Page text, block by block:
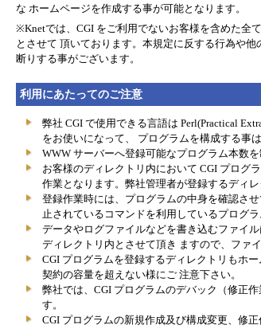
な ホームページを作成する事が可能となります。
※Knetでは、CGI をご利用でないお客様を含めた全
とさせて 頂いております。本規定に反する行為や
断りする事がございます。
利用にあたってのご注意
弊社 CGI で使用できる言語は Perl(Practical
をお使いになって、 プログラムを構成する事は
WWW サーバーへ登録可能なプログラム本数
お客様のディレクトリ内において CGI プログ
作業となります。弊社管理者が登録するディ
登録作業時には、プログラムの中身を確認さ
止されているコマンドを利用しているプログ
データやログファイルなどを書き込むファイ
ディレクトリ内とさせて頂き ますので、ファ
CGI プログラムを登録するディレクトリもホ
契約の容量を超えない様にご 注意下さい。
弊社では、CGI プログラムのデバック（修正
す。
CGI プログラムの新規作成及び構成変更、修